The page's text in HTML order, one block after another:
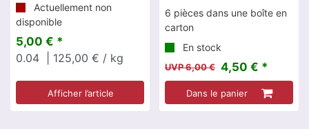
Actuellement non
disponible
5,00 € *
0.04
| 125,00 € / kg
Afficher l’article
6 pièces dans une boîte en
carton
En stock
UVP 6,00 € 4,50 € *
Dans le panier